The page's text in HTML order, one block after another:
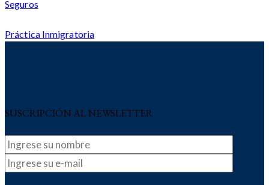
Seguros
Práctica Inmigratoria
SUSCRIPCIÓN AL NEWSLETTER